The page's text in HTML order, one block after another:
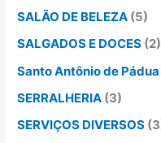
SALÃO DE BELEZA (5)
SALGADOS E DOCES (2)
Santo Antônio de Pádua
SERRALHERIA (3)
SERVIÇOS DIVERSOS